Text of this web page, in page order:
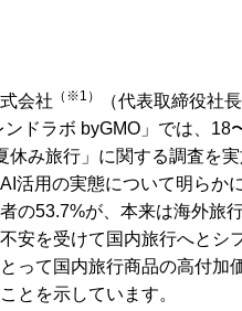
会社 （※1）
（代表取締役社
ドラボ byGMO」では、18
み旅行」に関する調査を
活用の実態について明らか
の53.7%が、本来は海外旅
安を受けて国内旅行へとシ
って国内旅行商品の高付加
とを示しています。